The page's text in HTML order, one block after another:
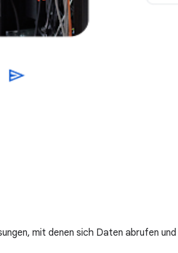
mit denen sich Daten abrufen